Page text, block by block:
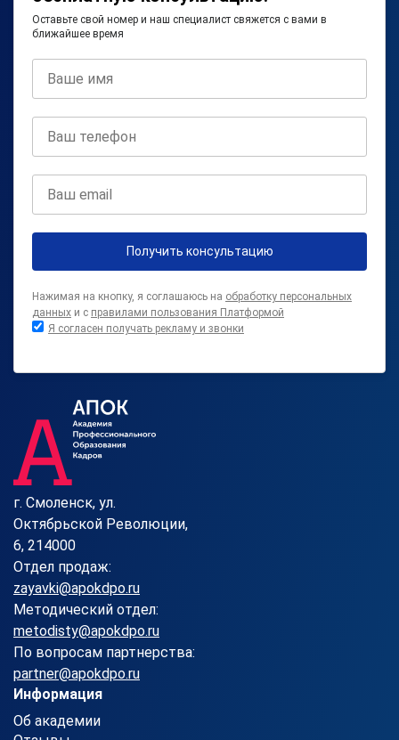
Оставьте свой номер и наш специалист свяжется с вами в
ближайшее время
Получить консультацию
Нажимая на кнопку, я соглашаюсь на обработку персональных
данных и с правилами пользования Платформой
Я согласен получать рекламу и звонки
г. Смоленск, ул.
Октябрьской Революции,
6, 214000
Отдел продаж:
zayavki@apokdpo.ru
Методический отдел:
metodisty@apokdpo.ru
По вопросам партнерства:
partner@apokdpo.ru
Информация
Об академии